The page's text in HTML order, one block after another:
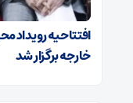
افتتاحیه رویداد
خارجه برگزار شد